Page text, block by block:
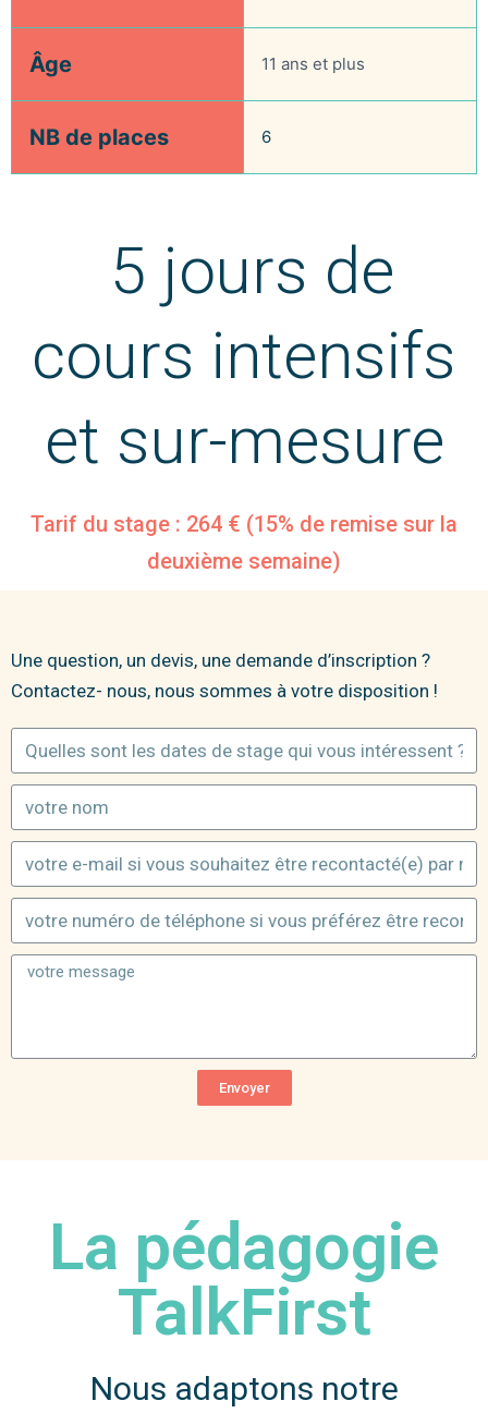
Âge 11 ans et plus
NB de places 6
5 jours de
cours intensifs
et sur-mesure
Tarif du stage : 264 € (15% de remise sur la
deuxième semaine)
Une question, un devis, une demande d’inscription ?
Contactez- nous, nous sommes à votre disposition !
Envoyer
La pédagogie
TalkFirst
Nous adaptons notre